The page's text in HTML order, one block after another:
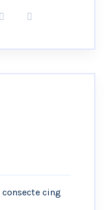
cing